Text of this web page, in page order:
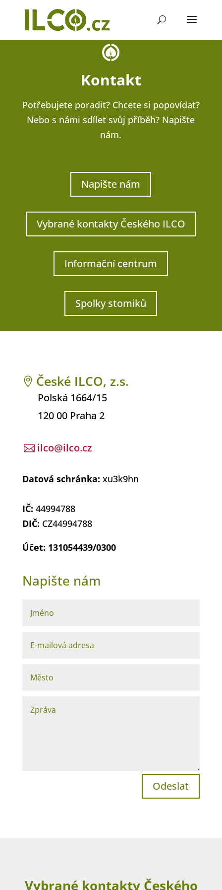
Kontakt
Potřebujete poradit? Chcete si popovídat?
Nebo s námi sdílet svůj příběh? Napište
nám.
Napište nám
Vybrané kontakty Českého ILCO
Informační centrum
Spolky stomiků
 České ILCO, z.s.
Polská 1664/15
120 00 Praha 2
 ilco@ilco.cz
Datová schránka: xu3k9hn
IČ: 44994788
DIČ: CZ44994788
Účet: 131054439/0300
Napište nám
Odeslat
Vybrané kontakty Českého